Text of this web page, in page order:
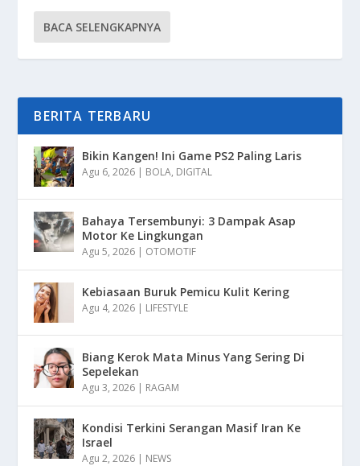
BACA SELENGKAPNYA
BERITA TERBARU
Bikin Kangen! Ini Game PS2 Paling Laris
Agu 6, 2026 | BOLA, DIGITAL
Bahaya Tersembunyi: 3 Dampak Asap
Motor Ke Lingkungan
Agu 5, 2026 | OTOMOTIF
Kebiasaan Buruk Pemicu Kulit Kering
Agu 4, 2026 | LIFESTYLE
Biang Kerok Mata Minus Yang Sering Di
Sepelekan
Agu 3, 2026 | RAGAM
Kondisi Terkini Serangan Masif Iran Ke
Israel
Agu 2, 2026 | NEWS